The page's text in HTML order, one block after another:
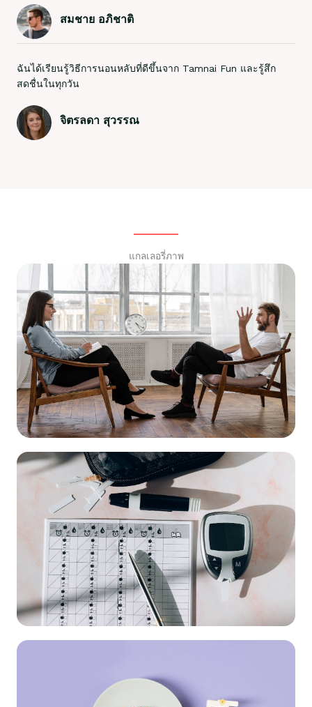
สมชาย อภิชาติ
ฉันได้เรียนรู้วิธีการนอนหลับที่ดีขึ้นจาก Tamnai Fun และรู้สึก
สดชื่นในทุกวัน
จิตรลดา สุวรรณ
แกลเลอรี่ภาพ